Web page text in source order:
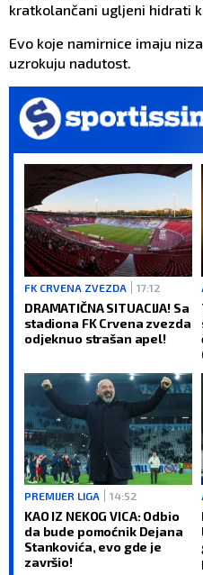
kratkolančani ugljeni hidrati
Evo koje namirnice imaju
uzrokuju nadutost.
FK CRVENA ZVEZDA 17:12
DRAMATIČNA SITUACIJA! Sa
stadiona FK Crvena zvezda
odjeknuo strašan apel!
PREMIJER LIGA 14:52
KAO IZ NEKOG VICA: Odbio
da bude pomoćnik Dejana
Stankovića, evo gde je
završio!